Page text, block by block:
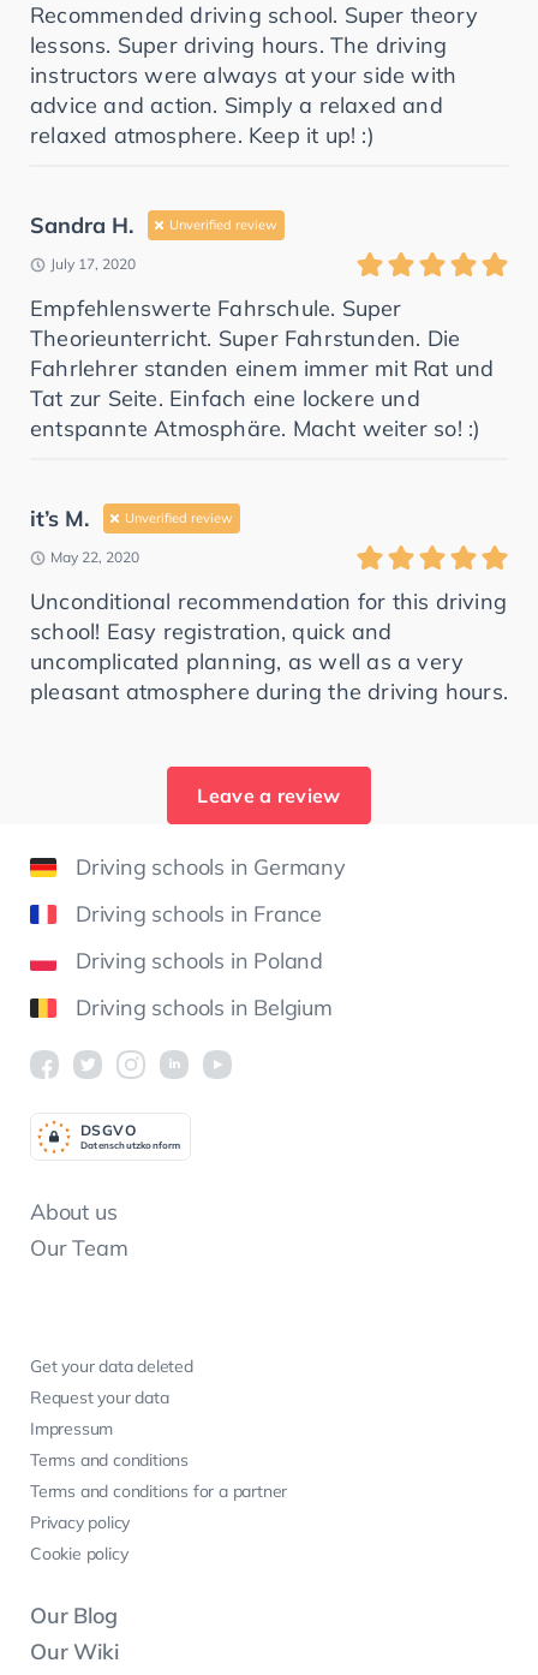
Recommended driving school. Super theory
lessons. Super driving hours. The driving
instructors were always at your side with
advice and action. Simply a relaxed and
relaxed atmosphere. Keep it up! :)
Sandra H. Unverified review
July 17, 2020
Empfehlenswerte Fahrschule. Super
Theorieunterricht. Super Fahrstunden. Die
Fahrlehrer standen einem immer mit Rat und
Tat zur Seite. Einfach eine lockere und
entspannte Atmosphäre. Macht weiter so! :)
it’s M. Unverified review
May 22, 2020
Unconditional recommendation for this driving
school! Easy registration, quick and
uncomplicated planning, as well as a very
pleasant atmosphere during the driving hours.
Leave a review
Driving schools in Germany
Driving schools in France
Driving schools in Poland
Driving schools in Belgium
About us
Our Team
Get your data deleted
Request your data
Impressum
Terms and conditions
Terms and conditions for a partner
Privacy policy
Cookie policy
Our Blog
Our Wiki
Datenschutzkonform
DSGVO